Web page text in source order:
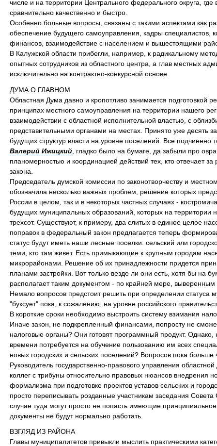
числе и на территории Центрального федерального округа, где
сравнительно качественно и быстро.
Особенно больные вопросы, связаны с такими аспектами как
обеспечение будущего самоуправления, кадры специалистов,
финансов, взаимодействие с населением и вышестоящими
В Калужской области прибегли, например, к радикальному
опытных сотрудников из областного центра, а глав местных
исключительно на контрактно-конкурсной основе.
ДУМА О ГЛАВНОМ
Областная Дума давно и кропотливо занимается подготовкой
принципах местного самоуправления на территории нашего
взаимодействии с областной исполнительной властью, с
представительными органами на местах. Принято уже десять
будущих структур власти на уровне поселений. Все подчинено
Валерий Ижицкий , гладко было на бумаге, да забыли про
планомерностью и координацией действий тех, кто отвечает
закона.
Председатель думской комиссии по законотворчеству и
обозначила несколько важных проблем, решение которых
России в целом, так и в некоторых частных случаях -
будущих муниципальных образований, которых на территории
трехсот. Существуют, к примеру, два слитых в единое целое
поправок в федеральный закон предлагается теперь
статус будут иметь наши лесные поселки: сельский или
теми, кто там живет. Есть примыкающие к крупным городам
микрорайонами. Решение об их принадлежности придется
планами застройки. Вот только везде ли они есть, хотя бы на
располагает таким документом - по крайней мере,
Немало вопросов предстоит решить при определении статуса
"буксует" пока, к сожалению, на уровне российского
В короткие сроки необходимо выстроить систему взимания
Иначе закон, не подкрепленный финансами, попросту не
налоговые органы? Они готовят программный продукт. Однако,
времени потребуется на обучение пользованию им всех
новых городских и сельских поселений? Вопросов пока больше
Руководитель государственно-правового управления
коллег с трибуны относительно правовых нюансов внедрения
формализма при подготовке проектов уставов сельских и
просто переписывать розданные участникам заседания Совета
случае туда могут просто не попасть имеющие
документы не будут нормально работать.
ВЗГЛЯД ИЗ РАЙОНА
Главы муниципалитетов привыкли мыслить практическими